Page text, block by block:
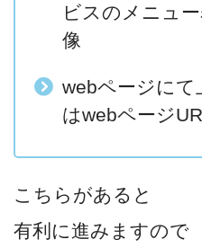
ビスのメニュ
像
webページにて
はwebページ
こちらがあると
有利に進みますので